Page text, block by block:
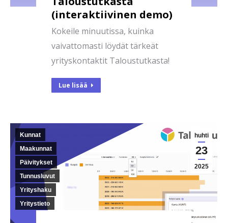
(interaktiivinen demo)
Kokeile minuutissa, kuinka
vaivattomasti löydät tärkeät
yrityskontaktit Taloustutkasta!
Lue lisää
huhti
23
2025
Kunnat
Maakunnat
Päivitykset
Tunnusluvut
Yrityshaku
Yritystieto